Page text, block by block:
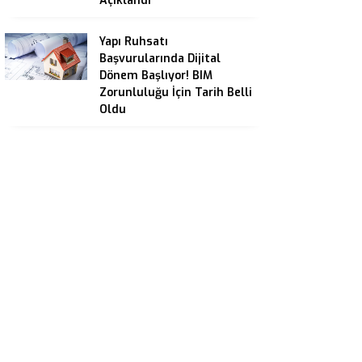
Yapı Ruhsatı
Başvurularında Dijital
Dönem Başlıyor! BIM
Zorunluluğu İçin Tarih Belli
Oldu